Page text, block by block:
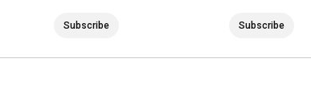
Subscribe Subscribe